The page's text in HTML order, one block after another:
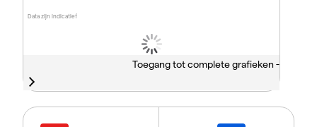
Data zijn indicatief
Toegang tot complete grafieken -